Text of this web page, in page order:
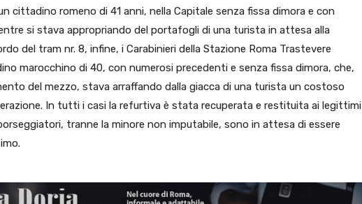
cittadino romeno di 41 anni, nella Capitale senza fissa dimora e con
si stava appropriando del portafogli di una turista in attesa alla
del tram nr. 8, infine, i Carabinieri della Stazione Roma Trastevere
marocchino di 40, con numerosi precedenti e senza fissa dimora, che,
del mezzo, stava arraffando dalla giacca di una turista un costoso
In tutti i casi la refurtiva è stata recuperata e restituita ai legittimi
tranne la minore non imputabile, sono in attesa di essere